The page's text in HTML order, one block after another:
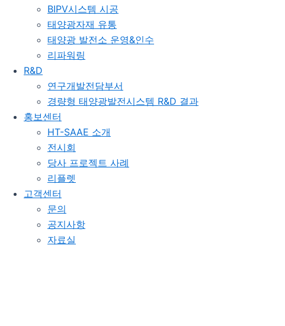
BIPV시스템 시공
태양광자재 유통
태양광 발전소 운영&인수
리파워링
R&D
연구개발전담부서
경량형 태양광발전시스템 R&D 결과
홍보센터
HT-SAAE 소개
전시회
당사 프로젝트 사례
리플렛
고객센터
문의
공지사항
자료실